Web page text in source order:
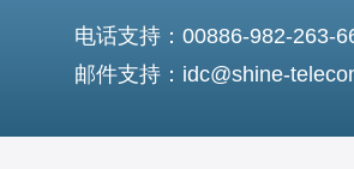
电话支持：00886-982-263-
邮件支持：idc@shine-